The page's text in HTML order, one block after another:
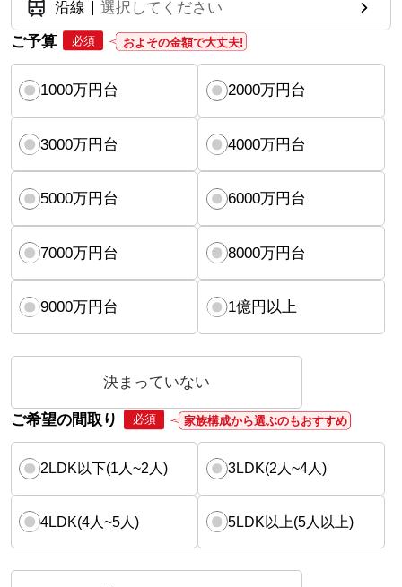
沿線
選択してください
ご予算
必須 およその金額で大丈夫!
1000万円台 2000万円台
3000万円台 4000万円台
5000万円台 6000万円台
7000万円台 8000万円台
9000万円台 1億円以上
決まっていない
ご希望の間取り 必須 家族構成から選ぶのもおすすめ
2LDK以下(1人~2人) 3LDK(2人~4人)
4LDK(4人~5人) 5LDK以上(5人以上)